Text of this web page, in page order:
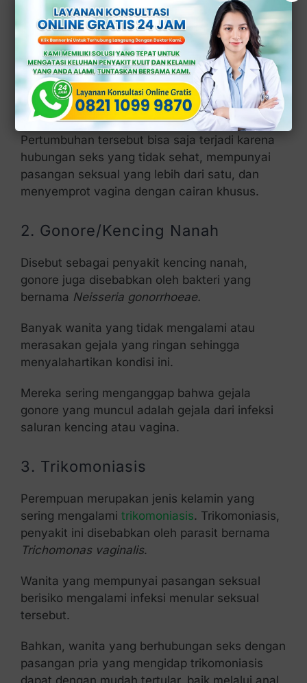
pertumbuhan bakteri yang sangat banyak, yang
bisa menyebabkan keputihan tidak wajar.
Walau penyebab dari vaginosis bakterialis tidak
diketahui, perlu digarisbawahi adalah masalah
ini timbul melalui perkembangan bakteri yang
berlebihan di vagina.
Pertumbuhan tersebut bisa saja terjadi karena
hubungan seks yang tidak sehat, mempunyai
pasangan seksual yang lebih dari satu, dan
menyemprot vagina dengan cairan khusus.
2. Gonore/Kencing Nanah
Disebut sebagai penyakit kencing nanah,
gonore juga disebabkan oleh bakteri yang
bernama Neisseria gonorrhoeae.
Banyak wanita yang tidak mengalami atau
merasakan gejala yang ringan sehingga
menyalahartikan kondisi ini.
Mereka sering menganggap bahwa gejala
gonore yang muncul adalah gejala dari infeksi
saluran kencing atau vagina.
3. Trikomoniasis
Perempuan merupakan jenis kelamin yang
sering mengalami trikomoniasis. Trikomoniasis,
penyakit ini disebabkan oleh parasit bernama
Trichomonas vaginalis.
Wanita yang mempunyai pasangan seksual
berisiko mengalami infeksi menular seksual
tersebut.
Bahkan, wanita yang berhubungan seks dengan
pasangan pria yang mengidap trikomoniasis
dapat dengan mudah tertular, baik melalui anal,